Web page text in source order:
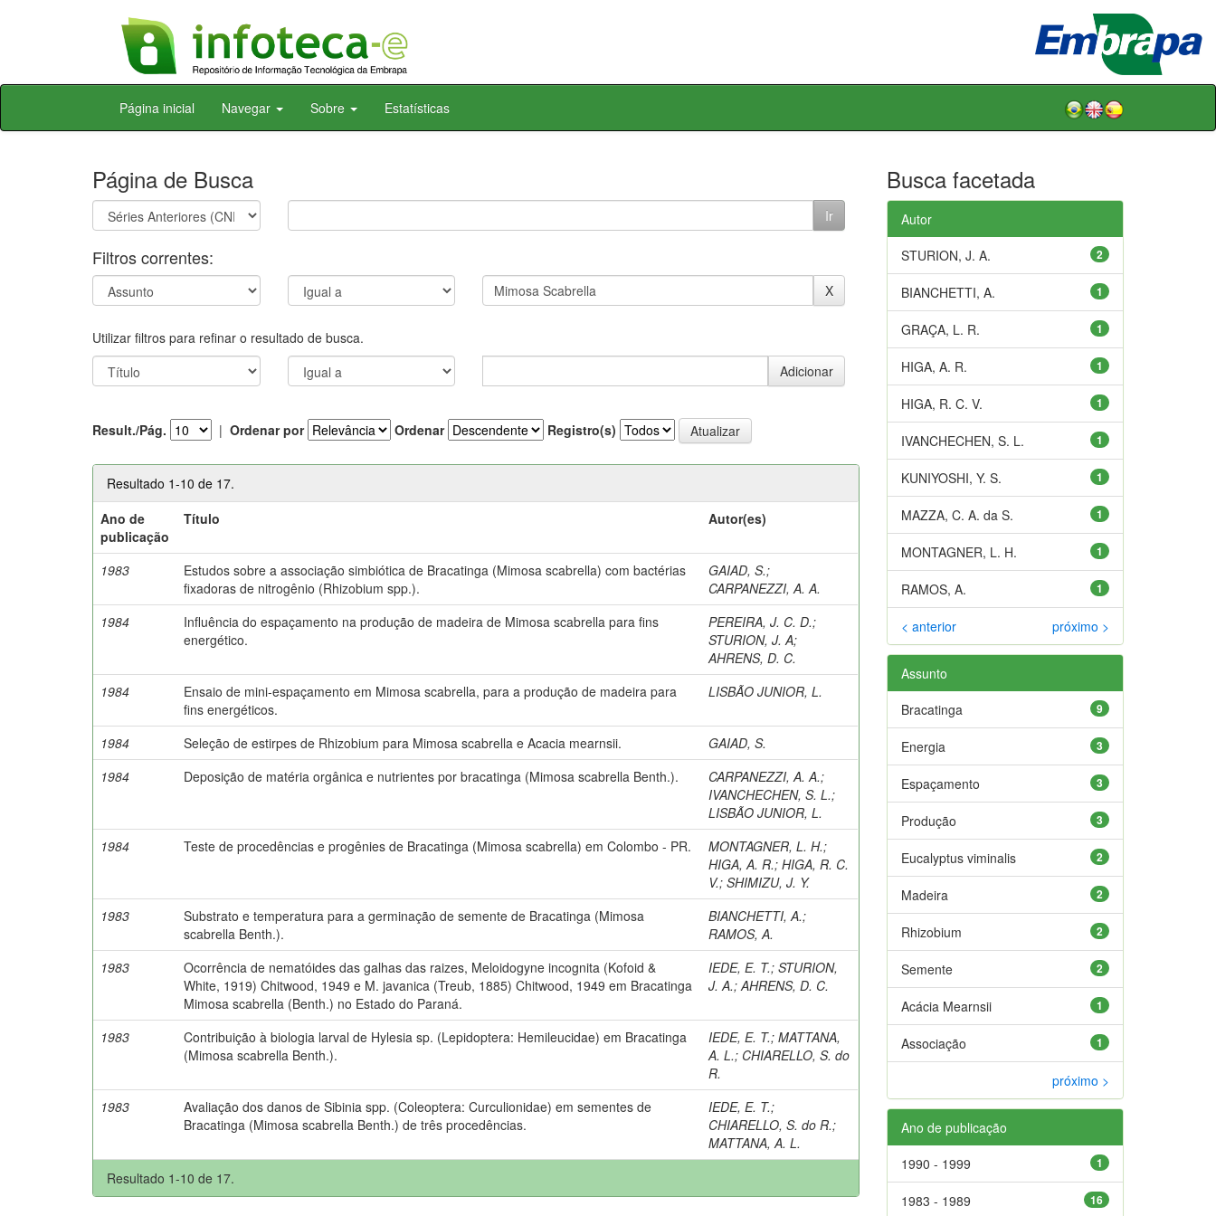
Skip
Página inicial Navegar Sobre Estatísticas
Página de Busca
Filtros correntes:
Utilizar filtros para refinar o resultado de busca.
Result./Pág. | Ordenar por Ordenar Registro(s)
Resultado 1-10 de 17.
Ano de
publicação
Título Autor(es)
1983
Estudos sobre a associação simbiótica de Bracatinga (Mimosa scabrella) com bactérias
fixadoras de nitrogênio (Rhizobium spp.).
GAIAD, S.;
CARPANEZZI, A. A.
1984
Influência do espaçamento na produção de madeira de Mimosa scabrella para fins
energético.
PEREIRA, J. C. D.;
STURION, J. A;
AHRENS, D. C.
1984
Ensaio de mini-espaçamento em Mimosa scabrella, para a produção de madeira para
fins energéticos.
LISBÃO JUNIOR, L.
1984 Seleção de estirpes de Rhizobium para Mimosa scabrella e Acacia mearnsii.
GAIAD, S.
1984
Deposição de matéria orgânica e nutrientes por bracatinga (Mimosa scabrella Benth.). CARPANEZZI, A. A.;
IVANCHECHEN, S. L.;
LISBÃO JUNIOR, L.
1984
Teste de procedências e progênies de Bracatinga (Mimosa scabrella) em Colombo - PR. MONTAGNER, L. H.;
HIGA, A. R.;HIGA, R. C.
V.;SHIMIZU, J. Y.
1983
Substrato e temperatura para a germinação de semente de Bracatinga (Mimosa
scabrella Benth.).
BIANCHETTI, A.;
RAMOS, A.
1983
Ocorrência de nematóides das galhas das raizes, Meloidogyne incognita (Kofoid &
White, 1919) Chitwood, 1949 e M. javanica (Treub, 1885) Chitwood, 1949 em Bracatinga
Mimosa scabrella (Benth.) no Estado do Paraná.
IEDE, E. T.;STURION,
J. A.;AHRENS, D. C.
1983
Contribuição à biologia larval de Hylesia sp. (Lepidoptera: Hemileucidae) em Bracatinga
(Mimosa scabrella Benth.).
IEDE, E. T.;MATTANA,
A. L.; CHIARELLO, S. do
R.
1983
Avaliação dos danos de Sibinia spp. (Coleoptera: Curculionidae) em sementes de
Bracatinga (Mimosa scabrella Benth.) de três procedências.
IEDE, E. T.;
CHIARELLO, S. do R.;
MATTANA, A. L.
Resultado 1-10 de 17.
Busca facetada
Autor
2
STURION, J. A.
1
BIANCHETTI, A.
1
GRAÇA, L. R.
1
HIGA, A. R.
1
HIGA, R. C. V.
1
IVANCHECHEN, S. L.
1
KUNIYOSHI, Y. S.
1
MAZZA, C. A. da S.
1
MONTAGNER, L. H.
1
RAMOS, A.
< anterior próximo >
Assunto
9
Bracatinga
3
Energia
3
Espaçamento
3
Produção
2
Eucalyptus viminalis
2
Madeira
2
Rhizobium
2
Semente
1
Acácia Mearnsii
1
Associação
próximo >
Ano de publicação
1
1990 - 1999
16
1983 - 1989